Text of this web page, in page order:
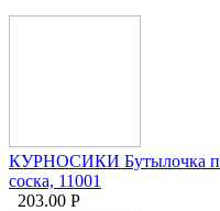
КУРНОСИКИ Бутылочка
соска, 11001
203.00 Р